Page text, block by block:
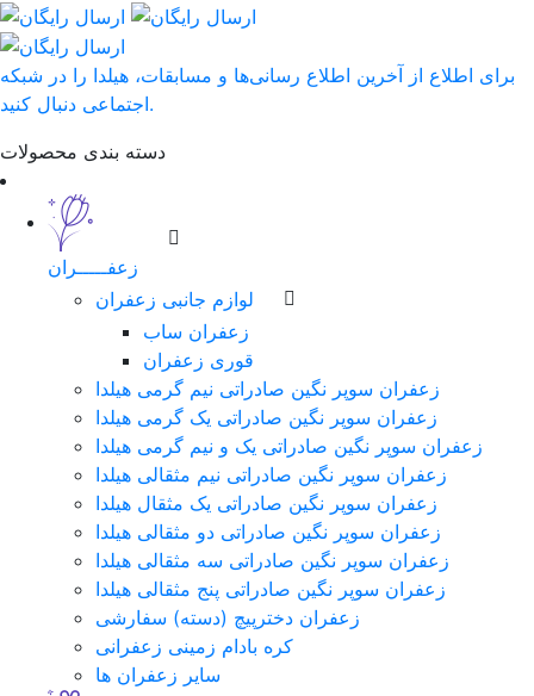
برای اطلاع از آخرین اطلاع رسانی‌ها و مسابقات، هیلدا را در شبکه
اجتماعی دنبال کنید.
دسته بندی محصولات
زعفـــــران
لوازم جانبی زعفران
زعفران ساب
قوری زعفران
زعفران سوپر نگین صادراتی نیم گرمی هیلدا
زعفران سوپر نگین صادراتی یک گرمی هیلدا
زعفران سوپر نگین صادراتی یک و نیم گرمی هیلدا
زعفران سوپر نگین صادراتی نیم مثقالی هیلدا
زعفران سوپر نگین صادراتی یک مثقال هیلدا
زعفران سوپر نگین صادراتی دو مثقالی هیلدا
زعفران سوپر نگین صادراتی سه مثقالی هیلدا
زعفران سوپر نگین صادراتی پنج مثقالی هیلدا
زعفران دخترپیچ (دسته) سفارشی
کره بادام زمینی زعفرانی
سایر زعفران ها